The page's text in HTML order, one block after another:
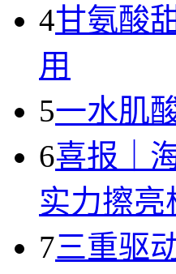
4甘氨酸
用
5一水肌
6喜报｜
实力擦亮
7三重驱